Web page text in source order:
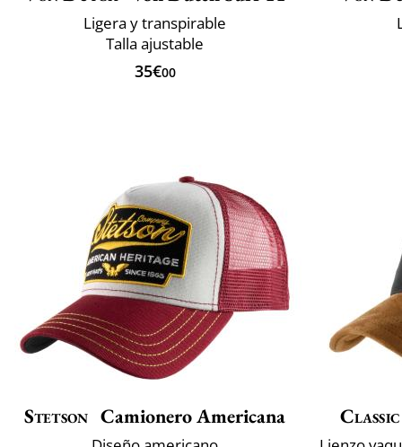
Ligera y transpirable
Talla ajustable
35€00
Stetson Camionero Americana